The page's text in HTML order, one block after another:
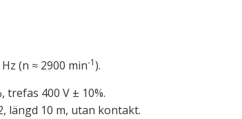
(n ≈ 2900 min-1).
trefas 400 V ± 10%.
längd 10 m, utan kontakt.